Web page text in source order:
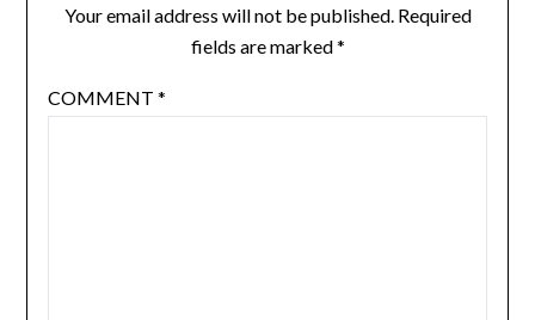
Your email address will not be published. Required
fields are marked*
COMMENT *